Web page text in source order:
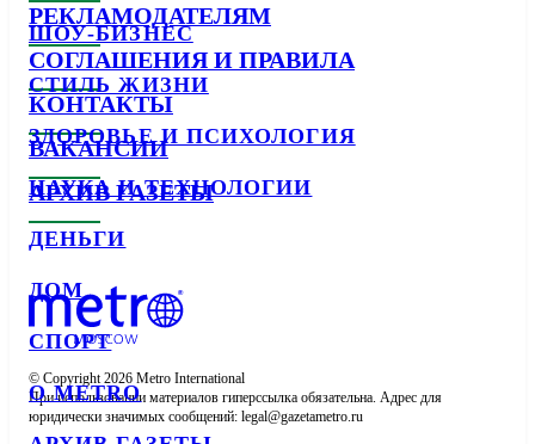
ШОУ-БИЗНЕС
СТИЛЬ ЖИЗНИ
ЗДОРОВЬЕ И ПСИХОЛОГИЯ
НАУКА И ТЕХНОЛОГИИ
ДЕНЬГИ
ДОМ
СПОРТ
О METRO
РЕКЛАМОДАТЕЛЯМ
СОГЛАШЕНИЯ И ПРАВИЛА
КОНТАКТЫ
ВАКАНСИИ
АРХИВ ГАЗЕТЫ
© Copyright 2026 Metro International
При использовании материалов гиперссылка обязательна. Адрес для
юридически значимых сообщений: